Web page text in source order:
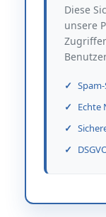
Diese
unsere
Echte